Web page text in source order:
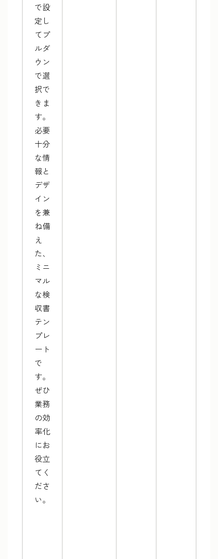
で設
定し
てプ
ルダ
ウン
で選
択で
きま
す。
必要
十分
な情
報と
デザ
イン
を兼
ね備
え
た、
ミニ
マル
な検
収書
テン
プレ
ート
で
す。
ぜひ
業務
の効
率化
にお
役立
てく
ださ
い。